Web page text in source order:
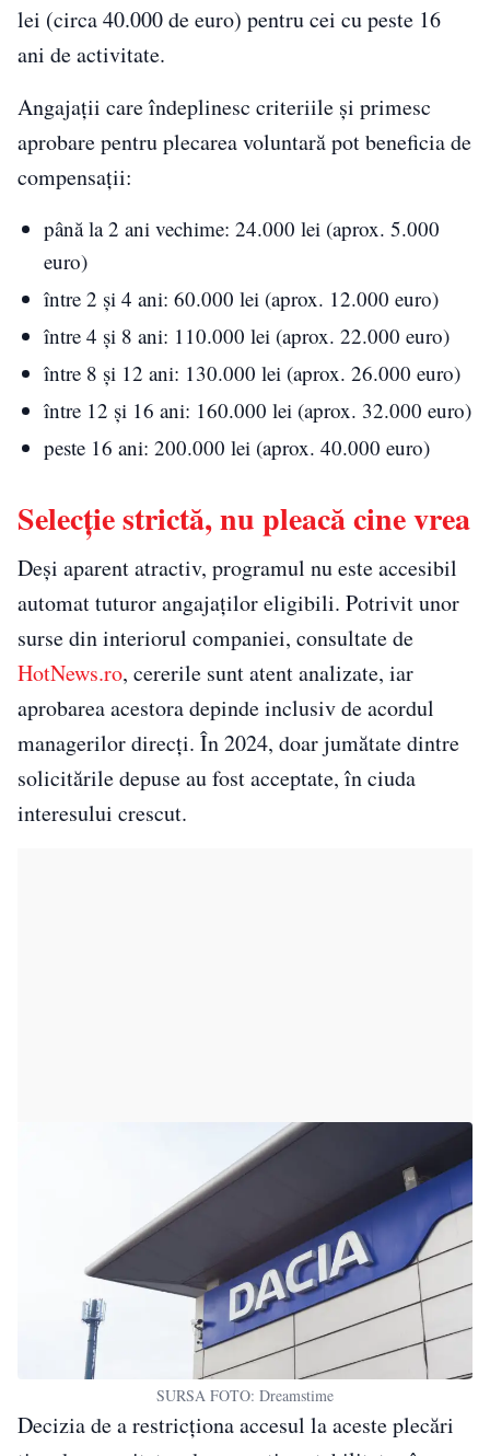
lei (circa 40.000 de euro) pentru cei cu peste 16
ani de activitate.
Angajații care îndeplinesc criteriile și primesc
aprobare pentru plecarea voluntară pot beneficia de
compensații:
până la 2 ani vechime: 24.000 lei (aprox. 5.000
euro)
între 2 și 4 ani: 60.000 lei (aprox. 12.000 euro)
între 4 și 8 ani: 110.000 lei (aprox. 22.000 euro)
între 8 și 12 ani: 130.000 lei (aprox. 26.000 euro)
între 12 și 16 ani: 160.000 lei (aprox. 32.000 euro)
peste 16 ani: 200.000 lei (aprox. 40.000 euro)
Selecție strictă, nu pleacă cine vrea
Deși aparent atractiv, programul nu este accesibil
automat tuturor angajaților eligibili. Potrivit unor
surse din interiorul companiei, consultate de
HotNews.ro, cererile sunt atent analizate, iar
aprobarea acestora depinde inclusiv de acordul
managerilor direcți. În 2024, doar jumătate dintre
solicitările depuse au fost acceptate, în ciuda
interesului crescut.
SURSA FOTO: Dreamstime
Decizia de a restricționa accesul la aceste plecări